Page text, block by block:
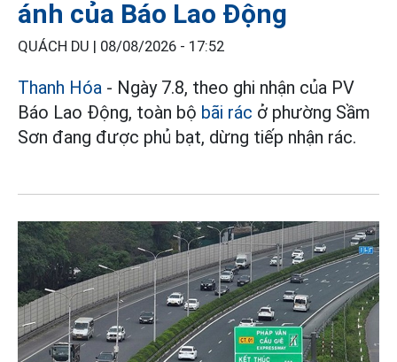
ánh của Báo Lao Động
QUÁCH DU | 08/08/2026 - 17:52
Thanh Hóa - Ngày 7.8, theo ghi nhận của PV
Báo Lao Động, toàn bộ bãi rác ở phường Sầm
Sơn đang được phủ bạt, dừng tiếp nhận rác.